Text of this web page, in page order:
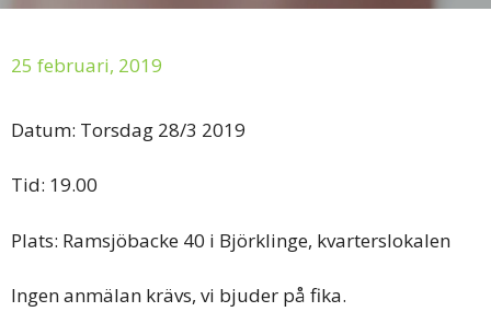
25 februari, 2019
Datum: Torsdag 28/3 2019
Tid: 19.00
Plats: Ramsjöbacke 40 i Björklinge, kvarterslokalen
Ingen anmälan krävs, vi bjuder på fika.